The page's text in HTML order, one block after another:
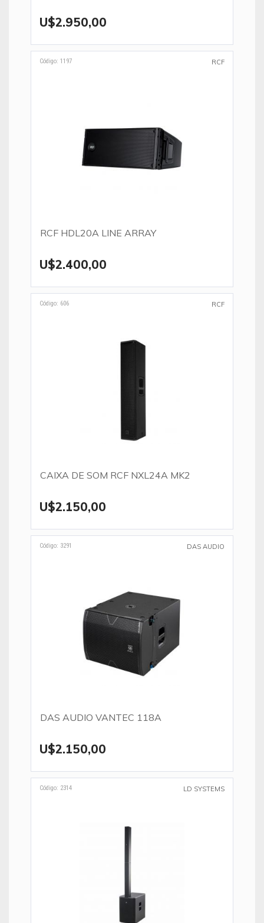
U$2.950,00
Código: 1197 RCF
RCF HDL20A LINE ARRAY
U$2.400,00
Código: 606 RCF
CAIXA DE SOM RCF NXL24A MK2
U$2.150,00
Código: 3291 DAS AUDIO
DAS AUDIO VANTEC 118A
U$2.150,00
Código: 2314 LD SYSTEMS